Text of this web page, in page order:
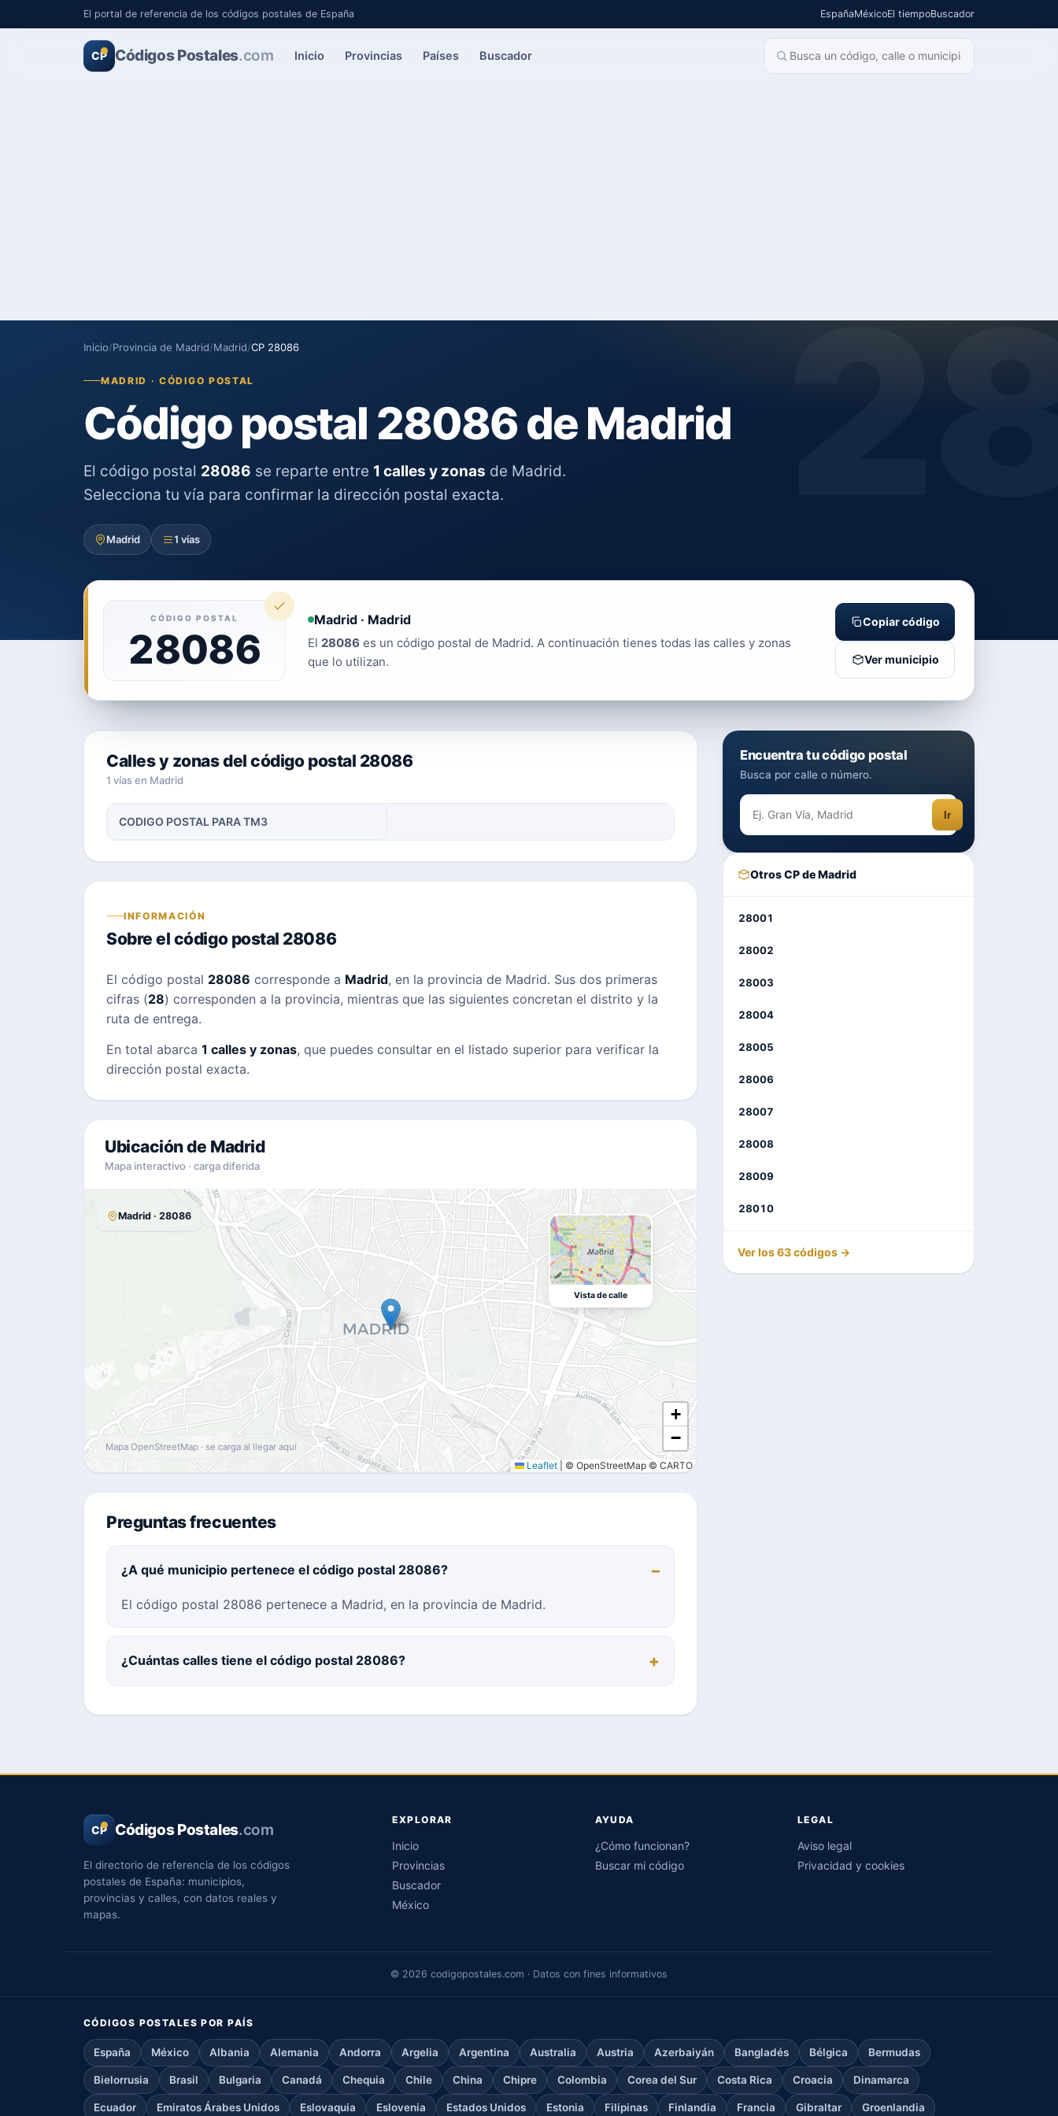
El portal de referencia de los códigos postales de España EspañaMéxicoEl tiempoBuscador
CP Códigos Postales.com Inicio Provincias Países Buscador
Inicio/Provincia de Madrid/Madrid/CP 28086
MADRID · CÓDIGO POSTAL
Código postal 28086 de Madrid
El código postal 28086 se reparte entre 1 calles y zonas de Madrid.
Selecciona tu vía para confirmar la dirección postal exacta.
Madrid 1 vías
CÓDIGO POSTAL
28086
Madrid · Madrid
El 28086 es un código postal de Madrid. A continuación tienes todas las calles y zonas
que lo utilizan.
Copiar código
Ver municipio
Calles y zonas del código postal 28086
1 vías en Madrid
CODIGO POSTAL PARA TM3
INFORMACIÓN
Sobre el código postal 28086
El código postal 28086 corresponde a Madrid, en la provincia de Madrid. Sus dos primeras
cifras (28) corresponden a la provincia, mientras que las siguientes concretan el distrito y la
ruta de entrega.
En total abarca 1 calles y zonas, que puedes consultar en el listado superior para verificar la
dirección postal exacta.
Ubicación de Madrid
Mapa interactivo · carga diferida
+
−
Leaflet © OpenStreetMap © CARTO
Madrid · 28086
Vista de calle
Mapa OpenStreetMap · se carga al llegar aquí
Preguntas frecuentes
¿A qué municipio pertenece el código postal 28086?
El código postal 28086 pertenece a Madrid, en la provincia de Madrid.
¿Cuántas calles tiene el código postal 28086?
Encuentra tu código postal
Busca por calle o número.
Ir
Otros CP de Madrid
28001
28002
28003
28004
28005
28006
28007
28008
28009
28010
Ver los 63 códigos →
CP Códigos Postales.com
El directorio de referencia de los códigos
postales de España: municipios,
provincias y calles, con datos reales y
mapas.
EXPLORAR
Inicio
Provincias
Buscador
México
AYUDA
¿Cómo funcionan?
Buscar mi código
LEGAL
Aviso legal
Privacidad y cookies
© 2026 codigopostales.com · Datos con fines informativos
CÓDIGOS POSTALES POR PAÍS
España México Albania Alemania Andorra Argelia Argentina Australia Austria Azerbaiyán Bangladés Bélgica Bermudas
Bielorrusia Brasil Bulgaria Canadá Chequia Chile China Chipre Colombia Corea del Sur Costa Rica Croacia Dinamarca
Ecuador Emiratos Árabes Unidos Eslovaquia Eslovenia Estados Unidos Estonia Filipinas Finlandia Francia Gibraltar Groenlandia